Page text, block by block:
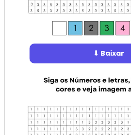
⬇ Baixar